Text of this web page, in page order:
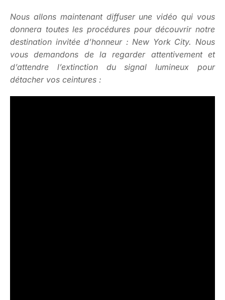
Nous allons maintenant diffuser une vidéo qui vous
donnera toutes les procédures pour découvrir notre
destination invitée d’honneur : New York City. Nous
vous demandons de la regarder attentivement et
d’attendre l’extinction du signal lumineux pour
détacher vos ceintures :